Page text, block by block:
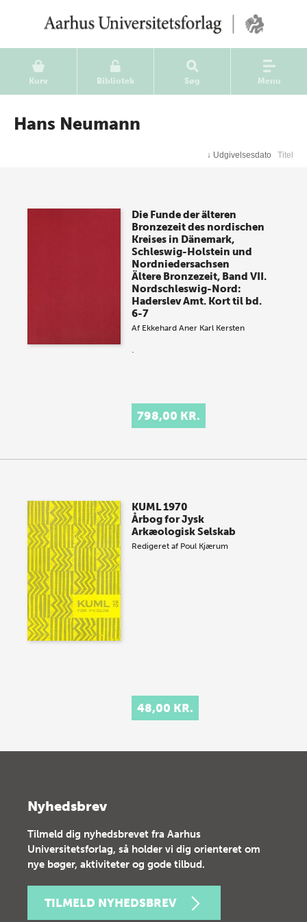
Kurv Bibliotek Søg Menu
Hans Neumann
↓ Udgivelsesdato Titel
Die Funde der älteren
Bronzezeit des nordischen
Kreises in Dänemark,
Schleswig-Holstein und
Nordniedersachsen
Ältere Bronzezeit, Band VII.
Nordschleswig-Nord:
Haderslev Amt. Kort til bd.
6-7
Af Ekkehard Aner Karl Kersten
.
798,00 KR.
KUML 1970
Årbog for Jysk
Arkæologisk Selskab
Redigeret af Poul Kjærum
48,00 KR.
Nyhedsbrev
Tilmeld dig nyhedsbrevet fra Aarhus
Universitetsforlag, så holder vi dig orienteret om
nye bøger, aktiviteter og gode tilbud.
TILMELD NYHEDSBREV